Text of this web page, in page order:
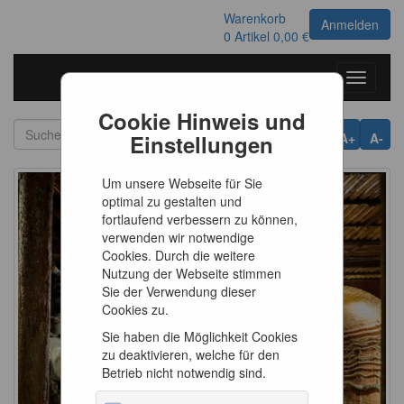
Cookie Hinweis und
Einstellungen
Um unsere Webseite für Sie
optimal zu gestalten und
fortlaufend verbessern zu können,
verwenden wir notwendige
Cookies. Durch die weitere
Nutzung der Webseite stimmen
Sie der Verwendung dieser
Cookies zu.
Sie haben die Möglichkeit Cookies
zu deaktivieren, welche für den
Betrieb nicht notwendig sind.
Warenkorb
0 Artikel 0,00 €
Anmelden
Toggle
A-
A+